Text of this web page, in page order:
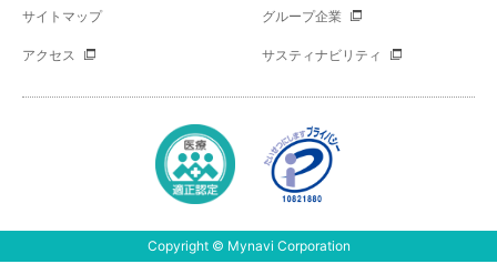
サイトマップ グループ企業
アクセス サスティナビリティ
Copyright © Mynavi Corporation